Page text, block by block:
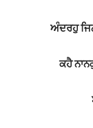
ਅੰਦਰਹੁ
ਕਹੈ